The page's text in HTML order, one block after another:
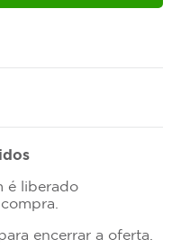
é liberado
encerrar a oferta.